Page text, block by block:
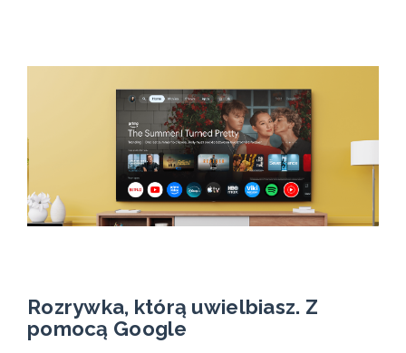
Rozrywka, którą uwielbiasz. Z
pomocą Google